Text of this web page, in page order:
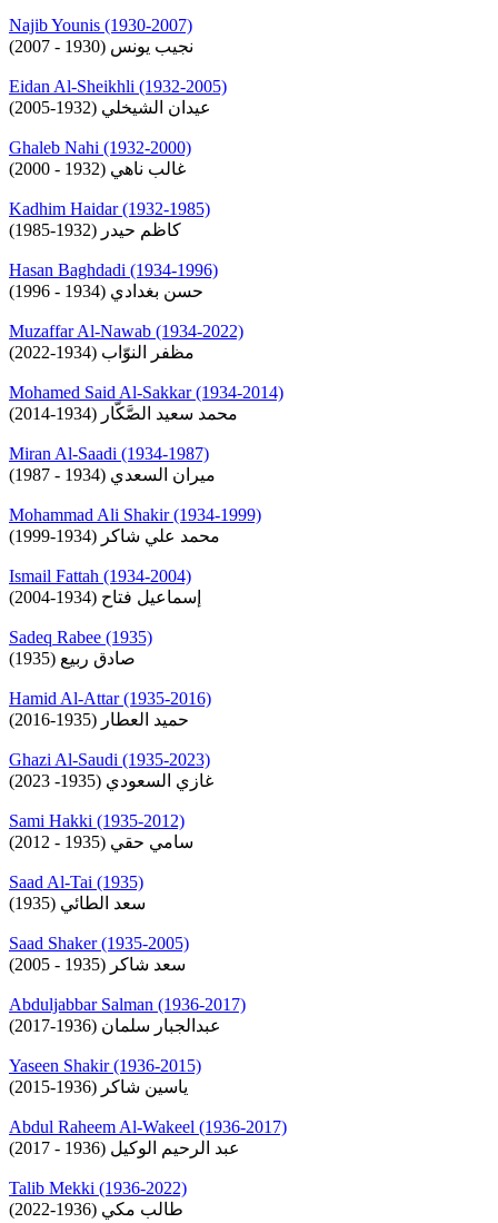
Najib Younis (1930-2007)
نجيب يونس (1930 - 2007)
Eidan Al-Sheikhli (1932-2005)
عيدان الشيخلي (1932-2005)
Ghaleb Nahi (1932-2000)
غالب ناهي (1932 - 2000)
Kadhim Haidar (1932-1985)
كاظم حيدر (1932-1985)
Hasan Baghdadi (1934-1996)
حسن بغدادي (1934 - 1996)
Muzaffar Al-Nawab (1934-2022)
مظفر النوّاب (1934-2022)
Mohamed Said Al-Sakkar (1934-2014)
محمد سعيد الصَّكّار (1934-2014)
Miran Al-Saadi (1934-1987)
ميران السعدي (1934 - 1987)
Mohammad Ali Shakir (1934-1999)
محمد علي شاكر (1934-1999)
Ismail Fattah (1934-2004)
إسماعيل فتاح (1934-2004)
Sadeq Rabee (1935)
صادق ربيع (1935)
Hamid Al-Attar (1935-2016)
حميد العطار (1935-2016)
Ghazi Al-Saudi (1935-2023)
غازي السعودي (1935- 2023)
Sami Hakki (1935-2012)
سامي حقي (1935 - 2012)
Saad Al-Tai (1935)
سعد الطائي (1935)
Saad Shaker (1935-2005)
سعد شاكر (1935 - 2005)
Abduljabbar Salman (1936-2017)
عبدالجبار سلمان (1936-2017)
Yaseen Shakir (1936-2015)
ياسين شاكر (1936-2015)
Abdul Raheem Al-Wakeel (1936-2017)
عبد الرحيم الوكيل (1936 - 2017)
Talib Mekki (1936-2022)
طالب مكي (1936-2022)